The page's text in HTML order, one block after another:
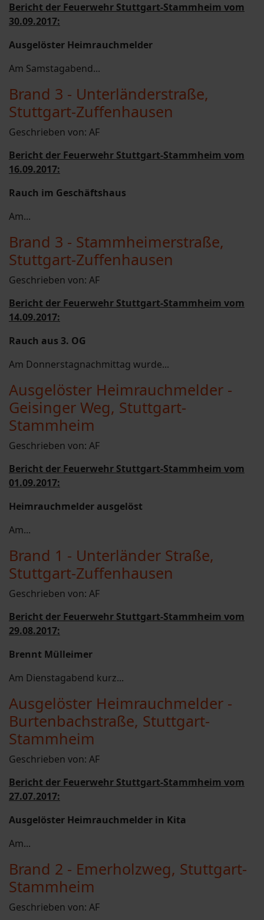
Bericht der Feuerwehr Stuttgart-Stammheim vom
30.09.2017:
Ausgelöster Heimrauchmelder
Am Samstagabend...
Brand 3 - Unterländerstraße,
Stuttgart-Zuffenhausen
Geschrieben von: AF
Bericht der Feuerwehr Stuttgart-Stammheim vom
16.09.2017:
Rauch im Geschäftshaus
Am...
Brand 3 - Stammheimerstraße,
Stuttgart-Zuffenhausen
Geschrieben von: AF
Bericht der Feuerwehr Stuttgart-Stammheim vom
14.09.2017:
Rauch aus 3. OG
Am Donnerstagnachmittag wurde...
Ausgelöster Heimrauchmelder -
Geisinger Weg, Stuttgart-
Stammheim
Geschrieben von: AF
Bericht der Feuerwehr Stuttgart-Stammheim vom
01.09.2017:
Heimrauchmelder ausgelöst
Am...
Brand 1 - Unterländer Straße,
Stuttgart-Zuffenhausen
Geschrieben von: AF
Bericht der Feuerwehr Stuttgart-Stammheim vom
29.08.2017:
Brennt Mülleimer
Am Dienstagabend kurz...
Ausgelöster Heimrauchmelder -
Burtenbachstraße, Stuttgart-
Stammheim
Geschrieben von: AF
Bericht der Feuerwehr Stuttgart-Stammheim vom
27.07.2017:
Ausgelöster Heimrauchmelder in Kita
Am...
Brand 2 - Emerholzweg, Stuttgart-
Stammheim
Geschrieben von: AF